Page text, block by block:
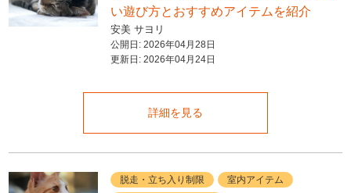
い遊び方とおすすめアイテムを紹介
安美 サヨリ
公開日: 2026年04月28日
更新日: 2026年04月24日
詳細を見る
脱走・立ち入り制限
室内アイテム